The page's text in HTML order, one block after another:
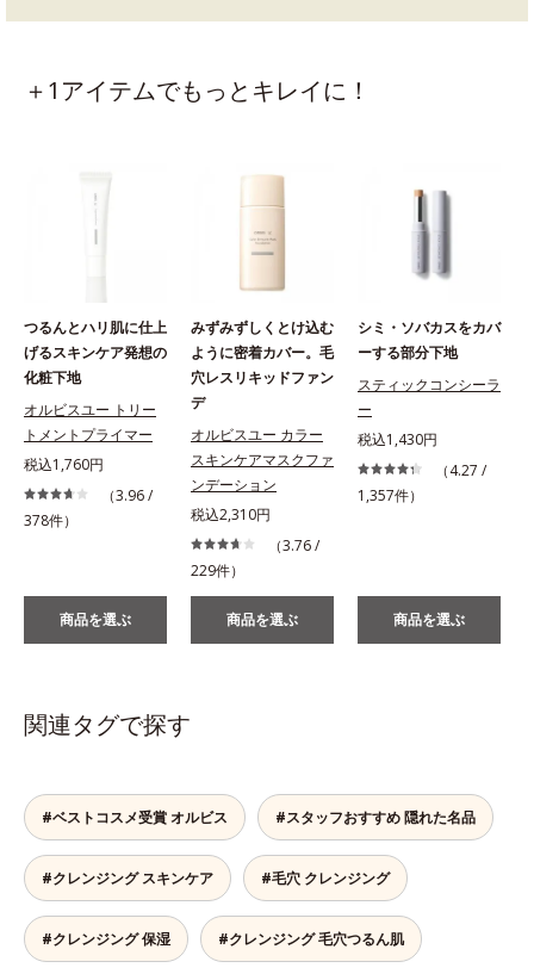
＋1アイテムでもっとキレイに！
つるんとハリ肌に仕上
げるスキンケア発想の
化粧下地
オルビスユー トリー
トメントプライマー
税込1,760円
（3.96 /
378件）
商品を選ぶ
みずみずしくとけ込む
ように密着カバー。毛
穴レスリキッドファン
デ
オルビスユー カラー
スキンケアマスクファ
ンデーション
税込2,310円
（3.76 /
229件）
商品を選ぶ
シミ・ソバカスをカバ
ーする部分下地
スティックコンシーラ
ー
税込1,430円
（4.27 /
1,357件）
商品を選ぶ
関連タグで探す
#ベストコスメ受賞 オルビス #スタッフおすすめ 隠れた名品
#クレンジング スキンケア #毛穴 クレンジング
#クレンジング 保湿 #クレンジング 毛穴つるん肌